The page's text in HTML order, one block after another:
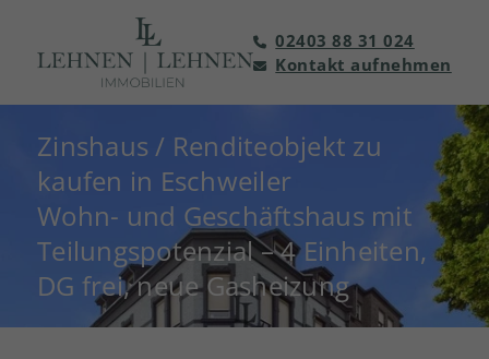
02403 88 31 024
Kontakt aufnehmen
Zinshaus / Renditeobjekt zu
kaufen in Eschweiler
Wohn- und Geschäftshaus mit
Teilungspotenzial – 4 Einheiten,
DG frei, neue Gasheizung